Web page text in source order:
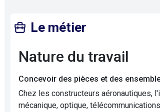
Le métier
Nature du travail
Concevoir des pièces et des
Chez les constructeurs aéronautiques,
mécanique, optique,